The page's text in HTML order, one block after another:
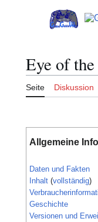
Hauptmenü
Eye of
Seite Diskussion
Allgemeine
Daten und Fakten
Inhalt (vollständig)
Geschichte
Versionen und